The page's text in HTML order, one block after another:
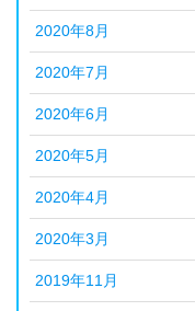
2020年8月
2020年7月
2020年6月
2020年5月
2020年4月
2020年3月
2019年11月